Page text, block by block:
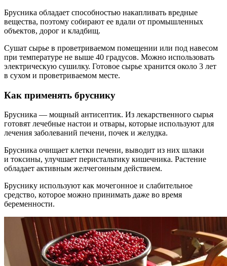
Брусника обладает способностью накапливать вредные
вещества, поэтому собирают ее вдали от промышленных
объектов, дорог и кладбищ.
Сушат сырье в проветриваемом помещении или под навесом
при температуре не выше 40 градусов. Можно использовать
электрическую сушилку. Готовое сырье хранится около 3 лет
в сухом и проветриваемом месте.
Как применять бруснику
Брусника — мощный антисептик. Из лекарственного сырья
готовят лечебные настои и отвары, которые используют для
лечения заболеваний печени, почек и желудка.
Брусника очищает клетки печени, выводит из них шлаки
и токсины, улучшает перистальтику кишечника. Растение
обладает активным желчегонным действием.
Бруснику используют как мочегонное и слабительное
средство, которое можно принимать даже во время
беременности.